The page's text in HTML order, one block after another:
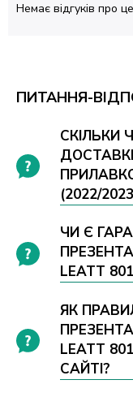
Немає відгуків про
ПИТАННЯ-
СКІЛЬКИ
(2022/
ЧИ Є
LEATT
ЯК
LEATT
САЙТІ?